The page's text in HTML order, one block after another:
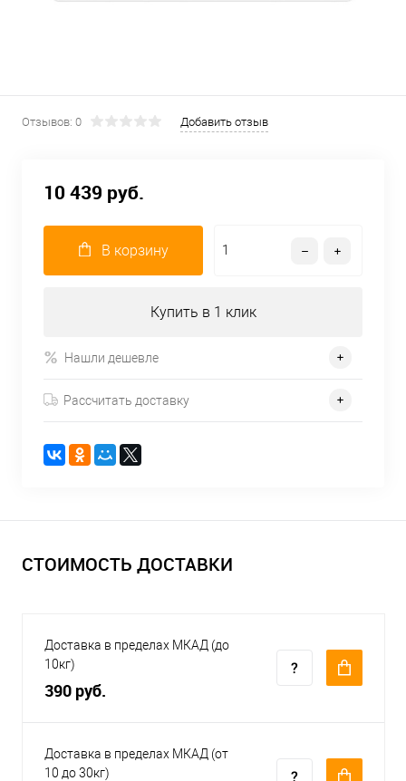
Отзывов: 0 Добавить отзыв
10 439 руб.
В корзину
Купить в 1 клик
Нашли дешевле
Рассчитать доставку
СТОИМОСТЬ ДОСТАВКИ
Доставка в пределах МКАД (до
10кг)
390 руб.
Доставка в пределах МКАД (от
10 до 30кг)